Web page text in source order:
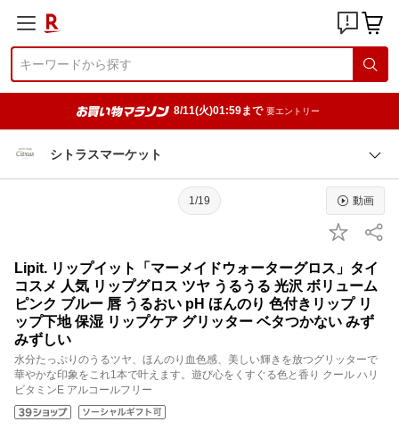
8/11(火)01:59まで 要エントリー
シトラスマーケット
1/19 動画
Lipit. リップイット「マーメイドウォーターグロス」タイ
コスメ 人気 リップグロス ツヤ うるうる 光沢 ボリューム
ピンク ブルー 唇 うるおい pH ほんのり 色付きリップ リ
ップ下地 保湿 リップケア グリッター ベタつかない みず
みずしい
水分たっぷりのうるツヤ、ほんのり血色感、美しい輝きを放つグリッターで
華やかな印象をこれ1本で叶えます。遊び心をくすぐる色と香り クール ハリ
ビタミンE アルコールフリー